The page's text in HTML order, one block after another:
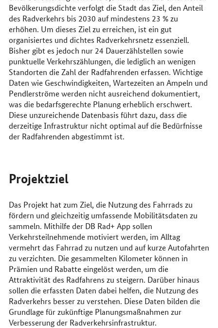
Bevölkerungsdichte verfolgt die Stadt das Ziel, den Anteil
des Radverkehrs bis 2030 auf mindestens 23 % zu
erhöhen. Um dieses Ziel zu erreichen, ist ein gut
organisiertes und dichtes Radverkehrsnetz essenziell.
Bisher gibt es jedoch nur 24 Dauerzählstellen sowie
punktuelle Verkehrszählungen, die lediglich an wenigen
Standorten die Zahl der Radfahrenden erfassen. Wichtige
Daten wie Geschwindigkeiten, Wartezeiten an Ampeln und
Pendlerströme werden nicht ausreichend dokumentiert,
was die bedarfsgerechte Planung erheblich erschwert.
Diese unzureichende Datenbasis führt dazu, dass die
derzeitige Infrastruktur nicht optimal auf die Bedürfnisse
der Radfahrenden abgestimmt ist.
Projektziel
Das Projekt hat zum Ziel, die Nutzung des Fahrrads zu
fördern und gleichzeitig umfassende Mobilitätsdaten zu
sammeln. Mithilfe der DB Rad+ App sollen
Verkehrsteilnehmende motiviert werden, im Alltag
vermehrt das Fahrrad zu nutzen und auf kurze Autofahrten
zu verzichten. Die gesammelten Kilometer können in
Prämien und Rabatte eingelöst werden, um die
Attraktivität des Radfahrens zu steigern. Darüber hinaus
sollen die erfassten Daten dabei helfen, die Nutzung des
Radverkehrs besser zu verstehen. Diese Daten bilden die
Grundlage für zukünftige Planungsmaßnahmen zur
Verbesserung der Radverkehrsinfrastruktur.